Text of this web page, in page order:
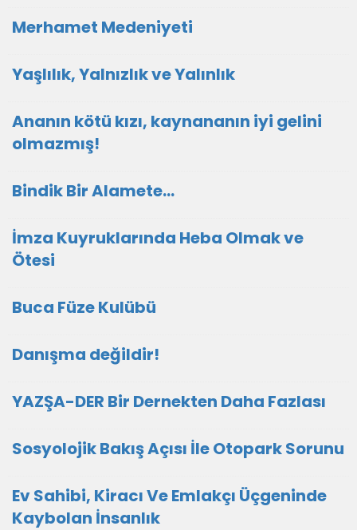
Merhamet Medeniyeti
Yaşlılık, Yalnızlık ve Yalınlık
Ananın kötü kızı, kaynananın iyi gelini
olmazmış!
Bindik Bir Alamete...
İmza Kuyruklarında Heba Olmak ve
Ötesi
Buca Füze Kulübü
Danışma değildir!
YAZŞA-DER Bir Dernekten Daha Fazlası
Sosyolojik Bakış Açısı İle Otopark Sorunu
Ev Sahibi, Kiracı Ve Emlakçı Üçgeninde
Kaybolan İnsanlık